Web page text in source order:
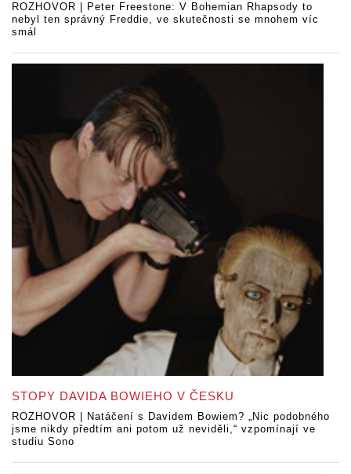
ROZHOVOR | Peter Freestone: V Bohemian Rhapsody to
nebyl ten správný Freddie, ve skutečnosti se mnohem víc
smál
STOPY DAVIDA BOWIEHO V ČESKU
ROZHOVOR | Natáčení s Davidem Bowiem? „Nic podobného
jsme nikdy předtím ani potom už neviděli,“ vzpomínají ve
studiu Sono